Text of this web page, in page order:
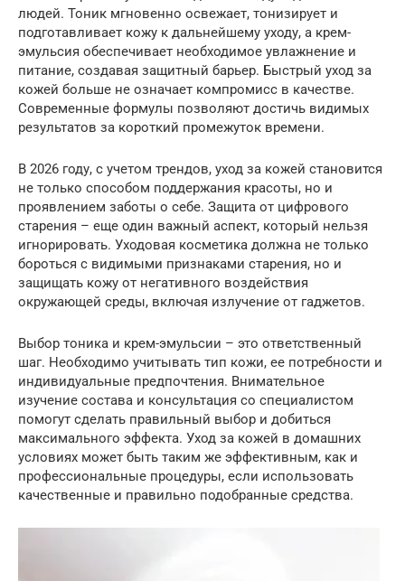
людей. Тоник мгновенно освежает, тонизирует и
подготавливает кожу к дальнейшему уходу, а крем-
эмульсия обеспечивает необходимое увлажнение и
питание, создавая защитный барьер. Быстрый уход за
кожей больше не означает компромисс в качестве.
Современные формулы позволяют достичь видимых
результатов за короткий промежуток времени.
В 2026 году, с учетом трендов, уход за кожей становится
не только способом поддержания красоты, но и
проявлением заботы о себе. Защита от цифрового
старения – еще один важный аспект, который нельзя
игнорировать. Уходовая косметика должна не только
бороться с видимыми признаками старения, но и
защищать кожу от негативного воздействия
окружающей среды, включая излучение от гаджетов.
Выбор тоника и крем-эмульсии – это ответственный
шаг. Необходимо учитывать тип кожи, ее потребности и
индивидуальные предпочтения. Внимательное
изучение состава и консультация со специалистом
помогут сделать правильный выбор и добиться
максимального эффекта. Уход за кожей в домашних
условиях может быть таким же эффективным, как и
профессиональные процедуры, если использовать
качественные и правильно подобранные средства.